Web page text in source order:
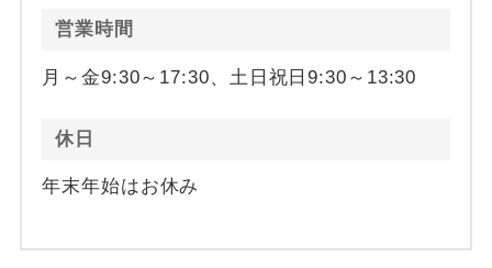
営業時間
月～金9:30～17:30、土日祝日9:30～13:30
休日
年末年始はお休み